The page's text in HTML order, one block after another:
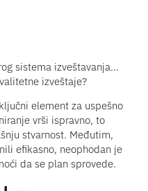
sistema izveštavanja…
izveštaje?
element za uspešno
vrši ispravno, to
stvarnost. Međutim,
efikasno, neophodan je
da se plan sprovede.